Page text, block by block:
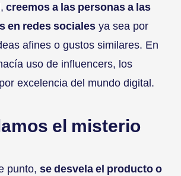
creemos a las personas a las
en redes sociales ya sea por
afines o gustos similares. En
uso de influencers, los
excelencia del mundo digital.
el misterio
punto, se desvela el producto o